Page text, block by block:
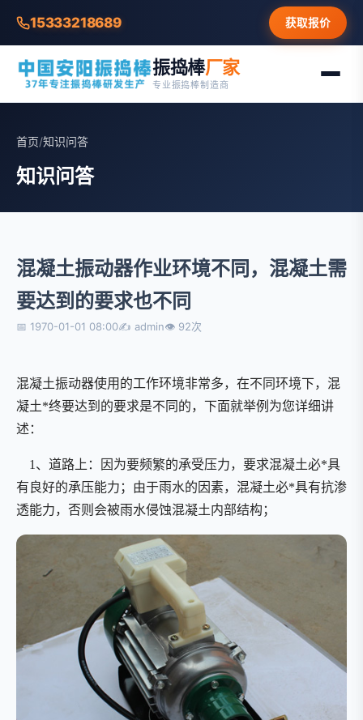
15333218689 获取报价
振捣棒厂家
专业振捣棒制造商
首页/知识问答
知识问答
混凝土振动器作业环境不同，混凝土需
要达到的要求也不同
📅 1970-01-01 08:00✍ admin👁 92次
混凝土振动器使用的工作环境非常多，在不同环境下，混
凝土*终要达到的要求是不同的，下面就举例为您详细讲
述：
1、道路上：因为要频繁的承受压力，要求混凝土必*具
有良好的承压能力；由于雨水的因素，混凝土必*具有抗渗
透能力，否则会被雨水侵蚀混凝土内部结构；